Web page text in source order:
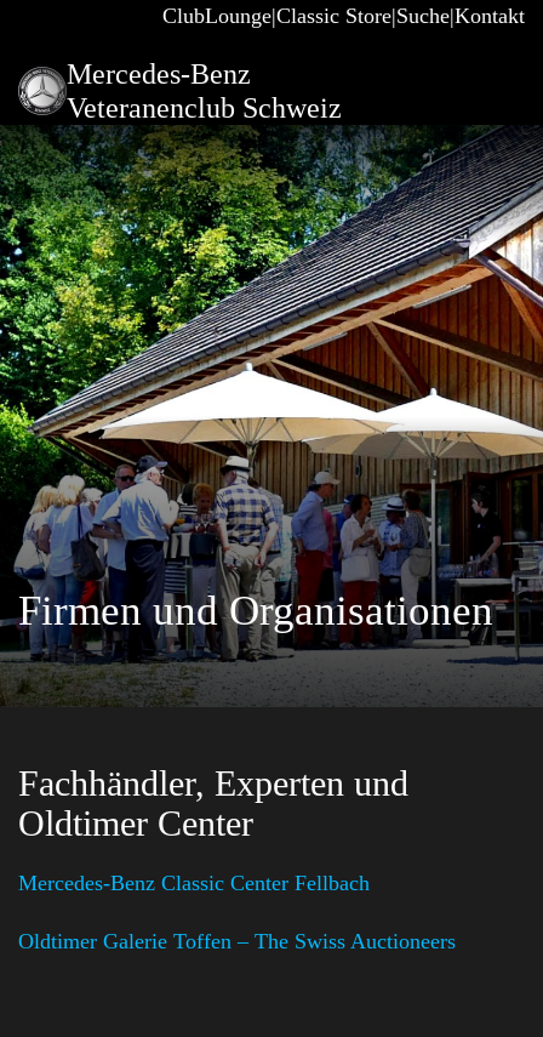
ClubLounge Classic Store Suche Kontakt
Mercedes-Benz
Veteranenclub Schweiz
Firmen und Organisationen
Fachhändler, Experten und
Oldtimer Center
Mercedes-Benz Classic Center Fellbach
Oldtimer Galerie Toffen – The Swiss Auctioneers